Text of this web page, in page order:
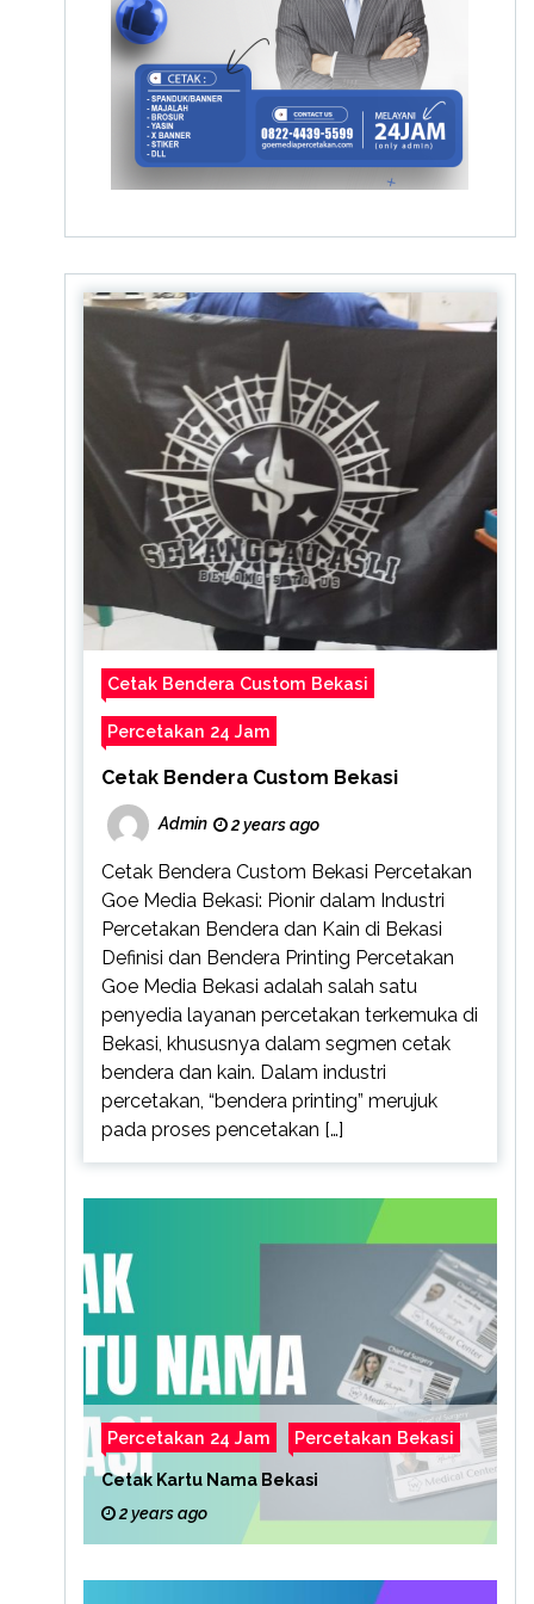
Cetak Bendera Custom Bekasi
Percetakan 24 Jam
Cetak Bendera Custom Bekasi
Admin 2 years ago
Cetak Bendera Custom Bekasi Percetakan
Goe Media Bekasi: Pionir dalam Industri
Percetakan Bendera dan Kain di Bekasi
Definisi dan Bendera Printing Percetakan
Goe Media Bekasi adalah salah satu
penyedia layanan percetakan terkemuka di
Bekasi, khususnya dalam segmen cetak
bendera dan kain. Dalam industri
percetakan, “bendera printing” merujuk
pada proses pencetakan […]
Percetakan 24 Jam Percetakan Bekasi
Cetak Kartu Nama Bekasi
2 years ago